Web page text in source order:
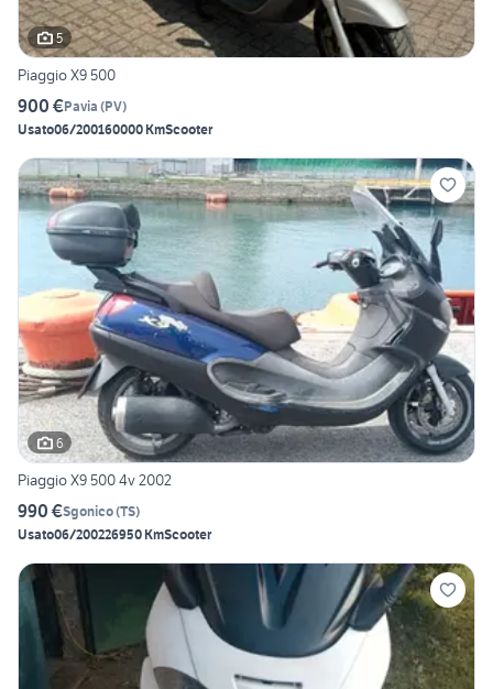
5
Piaggio X9 500
900 €Pavia (PV)
Usato06/200160000 KmScooter
6
Piaggio X9 500 4v 2002
990 €Sgonico(TS)
Usato06/200226950 KmScooter